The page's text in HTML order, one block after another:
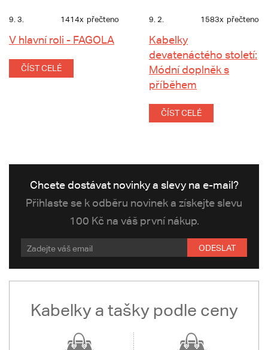
9. 3. 1414x přečteno
V hlavní roli - FAGOLA
ČÍST CELÉ
9. 2. 1583x přečteno
Kabelky
devatenáctého století:
Módní doplněk s
příběhem
ČÍST CELÉ
Chcete dostávat novinky a slevy na e-mail?
Přihlaste se k odběru novinek a získejte slevu
100 Kč na váš první nákup.
ODESLAT
Kabelky a tašky podle ceny